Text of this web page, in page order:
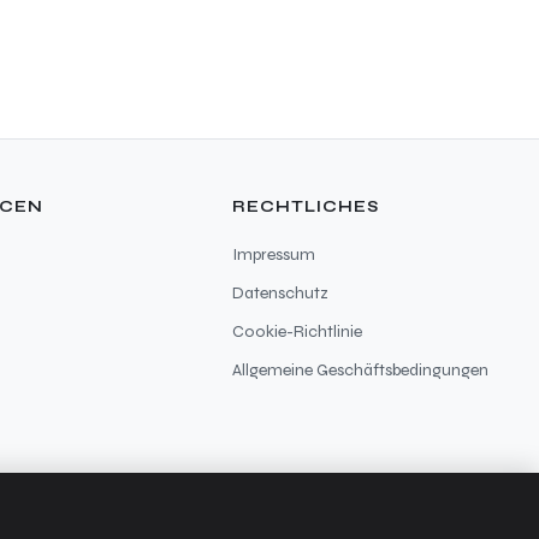
RECHTLICHES
Impressum
Datenschutz
Cookie-Richtlinie
Allgemeine Geschäftsbedingungen